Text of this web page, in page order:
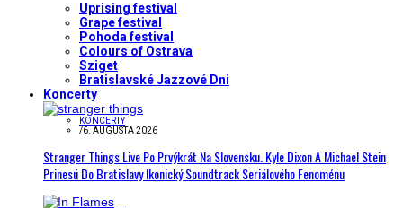
Uprising festival
Grape festival
Pohoda festival
Colours of Ostrava
Sziget
Bratislavské Jazzové Dni
Koncerty
KONCERTY
/6. AUGUSTA 2026
Stranger Things Live Po Prvýkrát Na Slovensku. Kyle Dixon A Michael Stein
Prinesú Do Bratislavy Ikonický Soundtrack Seriálového Fenoménu